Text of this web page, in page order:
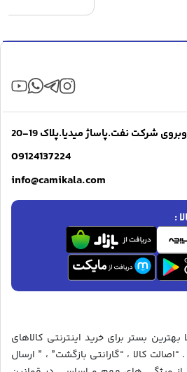
شرکت نفت.پاساژ میدیا.پلاک 19-20
09124137224
info@camikala.com
:
بستر برای خرید اینترنتی کالاهای
کالا ، “گارانتی بازگشت” ، ” ارسال